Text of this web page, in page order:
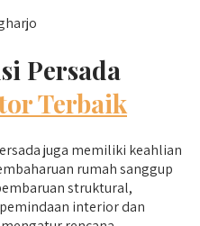
Persada
Terbaik
juga memiliki keahlian
rumah sanggup
struktural,
interior dan